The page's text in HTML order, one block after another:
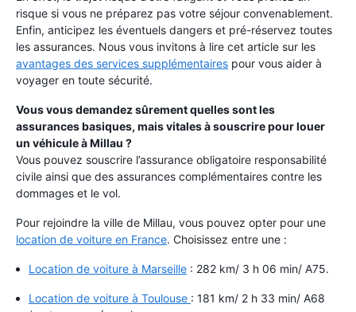
risque si vous ne préparez pas votre séjour convenablement.
Enfin, anticipez les éventuels dangers et pré-réservez toutes
les assurances. Nous vous invitons à lire cet article sur les
avantages des services supplémentaires pour vous aider à
voyager en toute sécurité.
Vous vous demandez sûrement quelles sont les
assurances basiques, mais vitales à souscrire pour louer
un véhicule à Millau ?
Vous pouvez souscrire l’assurance obligatoire responsabilité
civile ainsi que des assurances complémentaires contre les
dommages et le vol.
Pour rejoindre la ville de Millau, vous pouvez opter pour une
location de voiture en France. Choisissez entre une :
Location de voiture à Marseille : 282 km/ 3 h 06 min/ A75.
Location de voiture à Toulouse : 181 km/ 2 h 33 min/ A68